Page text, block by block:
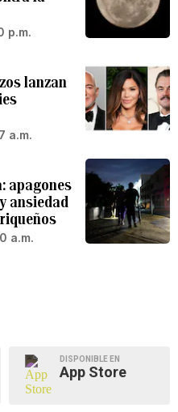
p.m.
lanzan
a.m.
apagones
ansiedad
a.m.
DISPONIBLE EN
App Store